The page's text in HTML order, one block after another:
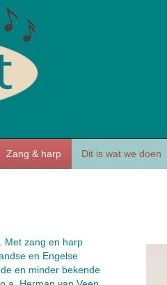
Zang & harp Dit is wat we doen
Met zang en harp
en Engelse
en minder bekende